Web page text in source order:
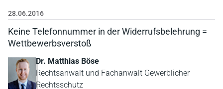
28.06.2016
Keine Telefonnummer in der Widerrufsbelehrung =
Wettbewerbsverstoß
Dr. Matthias Böse
Rechtsanwalt und Fachanwalt Gewerblicher
Rechtsschutz